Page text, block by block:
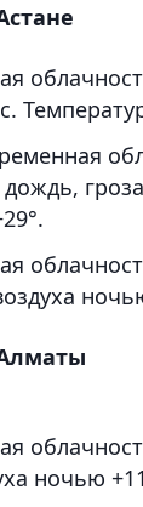
ночью